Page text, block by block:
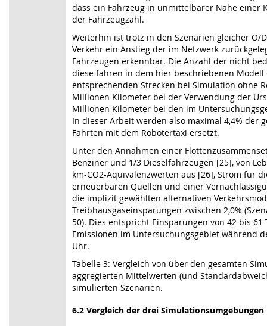
dass ein Fahrzeug in unmittelbarer Nähe einer
der Fahrzeugzahl.
Weiterhin ist trotz in den Szenarien gleicher O/
Verkehr ein Anstieg der im Netzwerk
Fahrzeugen erkennbar. Die Anzahl der nicht
diese fahren in dem hier beschriebenen Modell
entsprechenden Strecken bei Simulation ohne
Millionen Kilometer bei der Verwendung der
Millionen Kilometer bei den im
In dieser Arbeit werden also maximal 4,4% der
Fahrten mit dem Robotertaxi ersetzt.
Unter den Annahmen einer
Benziner und 1/3 Dieselfahrzeugen [25], von
km-CO2-Äquivalenzwerten aus [26], Strom für
erneuerbaren Quellen und einer
die implizit gewählten alternativen
Treibhausgaseinsparungen zwischen 2,0%
50). Dies entspricht Einsparungen von 42 bis 61
Emissionen im Untersuchungsgebiet während
Uhr.
Tabelle 3: Vergleich von über den gesamten
aggregierten Mittelwerten (und
simulierten Szenarien.
6.2 Vergleich der drei Simulationsumgebungen